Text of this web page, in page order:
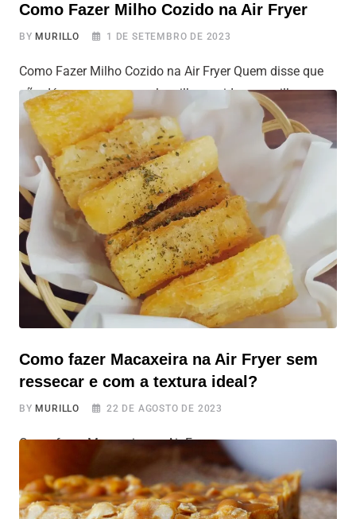
Como Fazer Milho Cozido na Air Fryer
BY MURILLO 1 DE SETEMBRO DE 2023
Como Fazer Milho Cozido na Air Fryer Quem disse que
não dá para comer aquele milho cozido maravilhoso o
ano todo? Não e só nas festas juninas ou na praia, não!
Preparar milho cozido na Air Fryer é super fácil e rápido,
e o resultado fica uma delícia. São apenas alguns
passos simples, e você
Como fazer Macaxeira na Air Fryer sem
ressecar e com a textura ideal?
BY MURILLO 22 DE AGOSTO DE 2023
Como fazer Macaxeira na Air Fryer sem ressecar e com
a textura ideal? Prepare-se para aprender uma receita
deliciosa de macaxeira na air fryer. A macaxeira,
também conhecida como mandioca, é um ingrediente